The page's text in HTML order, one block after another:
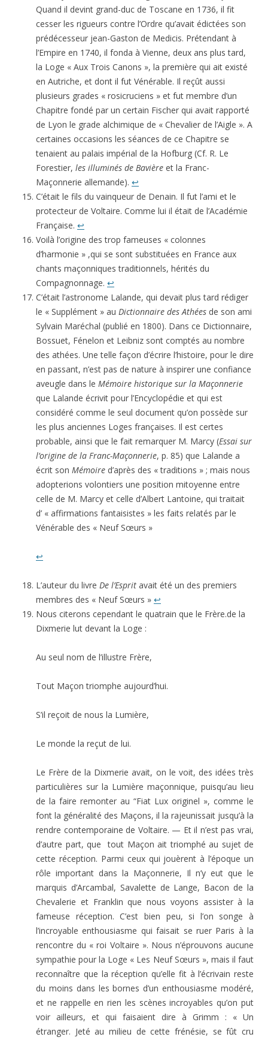
Quand il devint grand-duc de Toscane en 1736, il fit
cesser les rigueurs contre l’Ordre qu’avait édictées son
prédécesseur jean-Gaston de Medicis. Prétendant à
l’Empire en 1740, il fonda à Vienne, deux ans plus tard,
la Loge « Aux Trois Canons », la première qui ait existé
en Autriche, et dont il fut Vénérable. Il reçût aussi
plusieurs grades « rosicruciens » et fut membre d’un
Chapitre fondé par un certain Fischer qui avait rapporté
de Lyon le grade alchimique de « Chevalier de l’Aigle ». A
certaines occasions les séances de ce Chapitre se
tenaient au palais impérial de la Hofburg (Cf. R. Le
Forestier, les illuminés de Bavière et la Franc-
Maçonnerie allemande). ↩
C’était le fils du vainqueur de Denain. Il fut l’ami et le
protecteur de Voltaire. Comme lui il était de l’Académie
Française. ↩
Voilà l’origine des trop fameuses « colonnes
d’harmonie » ,qui se sont substituées en France aux
chants maçonniques traditionnels, hérités du
Compagnonnage. ↩
C’était l’astronome Lalande, qui devait plus tard rédiger
le « Supplément » au Dictionnaire des Athées de son ami
Sylvain Maréchal (publié en 1800). Dans ce Dictionnaire,
Bossuet, Fénelon et Leibniz sont comptés au nombre
des athées. Une telle façon d’écrire l’histoire, pour le dire
en passant, n’est pas de nature à inspirer une confiance
aveugle dans le Mémoire historique sur la Maçonnerie
que Lalande écrivit pour l’Encyclopédie et qui est
considéré comme le seul document qu’on possède sur
les plus anciennes Loges françaises. Il est certes
probable, ainsi que le fait remarquer M. Marcy (Essai sur
l’origine de la Franc-Maçonnerie, p. 85) que Lalande a
écrit son Mémoire d’après des « traditions » ; mais nous
adopterions volontiers une position mitoyenne entre
celle de M. Marcy et celle d’Albert Lantoine, qui traitait
d’ « affirmations fantaisistes » les faits relatés par le
Vénérable des « Neuf Sœurs »
↩
L’auteur du livre De l’Esprit avait été un des premiers
membres des « Neuf Sœurs » ↩
Nous citerons cependant le quatrain que le Frère.de la
Dixmerie lut devant la Loge :
Au seul nom de l’illustre Frère,
Tout Maçon triomphe aujourd’hui.
S’il reçoit de nous la Lumière,
Le monde la reçut de lui.
Le Frère de la Dixmerie avait, on le voit, des idées très
particulières sur la Lumière maçonnique, puisqu’au lieu
de la faire remonter au “Fiat Lux originel », comme le
font la généralité des Maçons, il la rajeunissait jusqu’à la
rendre contemporaine de Voltaire. — Et il n’est pas vrai,
d’autre part, que tout Maçon ait triomphé au sujet de
cette réception. Parmi ceux qui jouèrent à l’époque un
rôle important dans la Maçonnerie, Il n’y eut que le
marquis d’Arcambal, Savalette de Lange, Bacon de la
Chevalerie et Franklin que nous voyons assister à la
fameuse réception. C’est bien peu, si l’on songe à
l’incroyable enthousiasme qui faisait se ruer Paris à la
rencontre du « roi Voltaire ». Nous n’éprouvons aucune
sympathie pour la Loge « Les Neuf Sœurs », mais il faut
reconnaître que la réception qu’elle fit à l’écrivain reste
du moins dans les bornes d’un enthousiasme modéré,
et ne rappelle en rien les scènes incroyables qu’on put
voir ailleurs, et qui faisaient dire à Grimm : « Un
étranger. Jeté au milieu de cette frénésie, se fût cru